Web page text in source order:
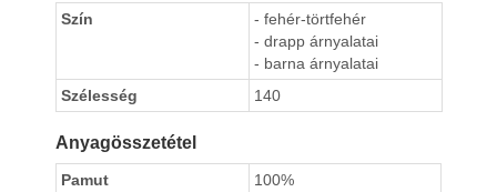
Szín
- fehér-törtfehér
- drapp árnyalatai
- barna árnyalatai
Szélesség
140
Anyagösszetétel
Pamut 100%